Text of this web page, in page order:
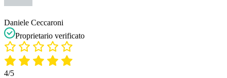
Daniele Ceccaroni
Proprietario verificato
4/5